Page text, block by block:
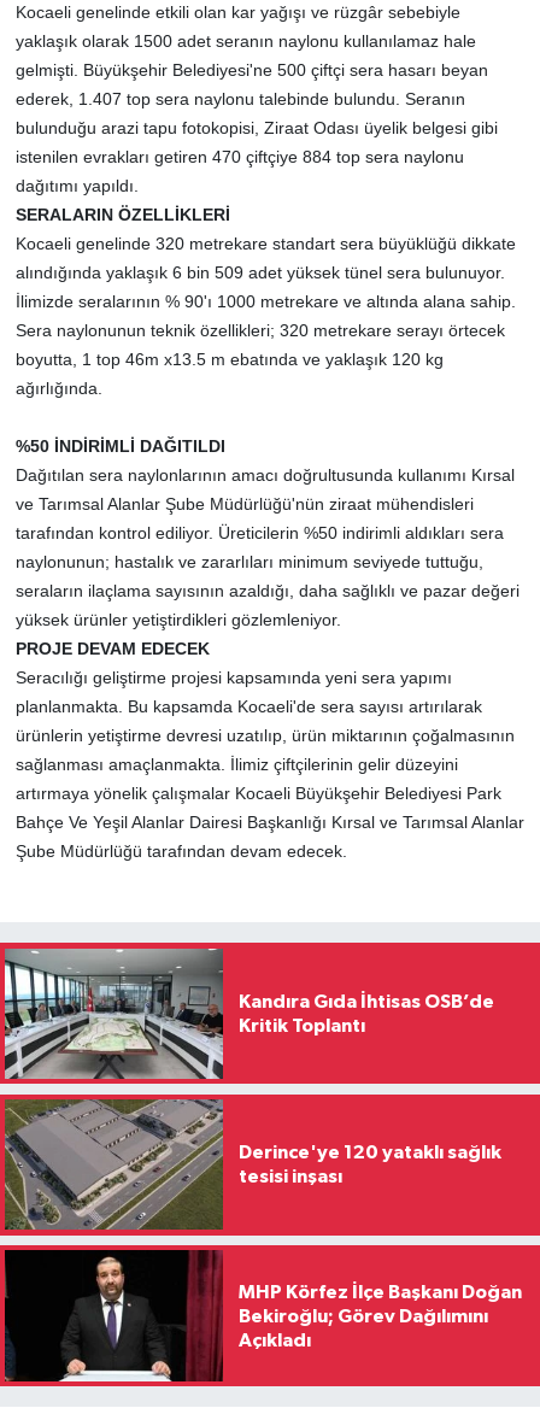
Kocaeli genelinde etkili olan kar yağışı ve rüzgâr sebebiyle
yaklaşık olarak 1500 adet seranın naylonu kullanılamaz hale
gelmişti. Büyükşehir Belediyesi'ne 500 çiftçi sera hasarı beyan
ederek, 1.407 top sera naylonu talebinde bulundu. Seranın
bulunduğu arazi tapu fotokopisi, Ziraat Odası üyelik belgesi gibi
istenilen evrakları getiren 470 çiftçiye 884 top sera naylonu
dağıtımı yapıldı.
SERALARIN ÖZELLİKLERİ
Kocaeli genelinde 320 metrekare standart sera büyüklüğü dikkate
alındığında yaklaşık 6 bin 509 adet yüksek tünel sera bulunuyor.
İlimizde seralarının % 90'ı 1000 metrekare ve altında alana sahip.
Sera naylonunun teknik özellikleri; 320 metrekare serayı örtecek
boyutta, 1 top 46m x13.5 m ebatında ve yaklaşık 120 kg
ağırlığında.
%50 İNDİRİMLİ DAĞITILDI
Dağıtılan sera naylonlarının amacı doğrultusunda kullanımı Kırsal
ve Tarımsal Alanlar Şube Müdürlüğü'nün ziraat mühendisleri
tarafından kontrol ediliyor. Üreticilerin %50 indirimli aldıkları sera
naylonunun; hastalık ve zararlıları minimum seviyede tuttuğu,
seraların ilaçlama sayısının azaldığı, daha sağlıklı ve pazar değeri
yüksek ürünler yetiştirdikleri gözlemleniyor.
PROJE DEVAM EDECEK
Seracılığı geliştirme projesi kapsamında yeni sera yapımı
planlanmakta. Bu kapsamda Kocaeli'de sera sayısı artırılarak
ürünlerin yetiştirme devresi uzatılıp, ürün miktarının çoğalmasının
sağlanması amaçlanmakta. İlimiz çiftçilerinin gelir düzeyini
artırmaya yönelik çalışmalar Kocaeli Büyükşehir Belediyesi Park
Bahçe Ve Yeşil Alanlar Dairesi Başkanlığı Kırsal ve Tarımsal Alanlar
Şube Müdürlüğü tarafından devam edecek.
Kandıra Gıda İhtisas OSB’de
Kritik Toplantı
Derince'ye 120 yataklı sağlık
tesisi inşası
MHP Körfez İlçe Başkanı Doğan
Bekiroğlu; Görev Dağılımını
Açıkladı